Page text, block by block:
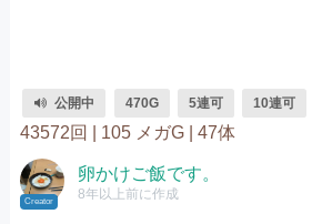
公開中 470G 5連可 10連可
43572回 | 105 メガG | 47体
Creator
卵かけご飯です。
8年以上前に作成